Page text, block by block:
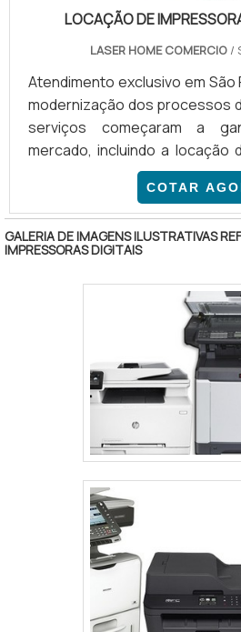
​LOCAÇÃO DE
LASER HOME COMERCIO/
Atendimento exclusivo em São
modernização dos processos
serviços começaram a
mercado, incluindo a locação
em SP. Utilizada
tiragens, o equipamento
que necessitam de algum tipo
VANTAGENS ADVINDAS COM
um aparelho versátil. Desse
pode funcionar com variado.
COTAR
GALERIA DE IMAGENS ILUSTRATIVAS
IMPRESSORAS DIGITAIS